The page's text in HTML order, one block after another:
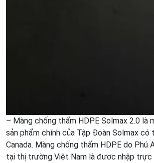
– Màng chống thấm HDPE Solmax 2.0 là
sản phẩm chính của Tập Đoàn Solmax có
Canada. Màng chống thấm HDPE do Phú
tại thị trường Việt Nam là đươc nhập